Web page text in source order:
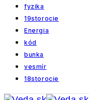
fyzika
19storocie
Energia
kód
bunka
vesmír
18storocie